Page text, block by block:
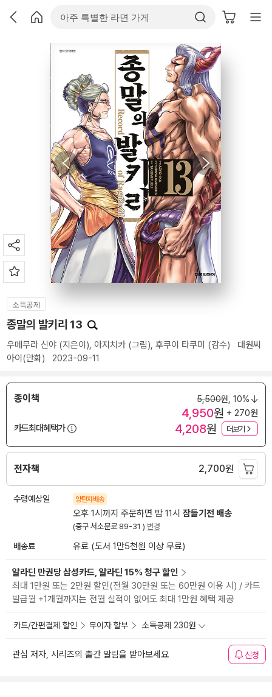
소득공제
종말의 발키리 13
우메무라 신야 (지은이), 아지치카 (그림), 후쿠이 타쿠미 (감수) 대원씨
아이(만화) 2023-09-11
종이책 5,500원, 10%
4,950원 + 270원
카드최대혜택가
4,208원 더보기
전자책 2,700원
수령예상일 양탄자배송
오후 1시까지 주문하면 밤 11시 잠들기전 배송
(중구 서소문로 89-31 ) 변경
배송료 유료 (도서 1만5천원 이상 무료)
알라딘 만권당 삼성카드, 알라딘 15% 청구 할인
최대 1만원 또는 2만원 할인(전월 30만원 또는 60만원 이용 시) / 카드
발급월 +1개월까지는 전월 실적이 없어도 최대 1만원 혜택 제공
카드/간편결제 할인 무이자 할부 소득공제 230원
관심 저자, 시리즈의 출간 알림을 받아보세요 신청